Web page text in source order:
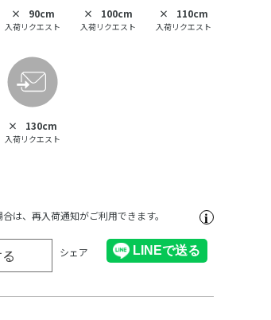
× 90cm
入荷リクエスト
× 100cm
入荷リクエスト
× 110cm
入荷リクエスト
× 130cm
入荷リクエスト
は、再入荷通知がご利用できます。
シェア